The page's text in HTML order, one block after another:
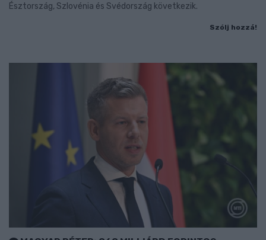
Észtország, Szlovénia és Svédország következik.
Szólj hozzá!